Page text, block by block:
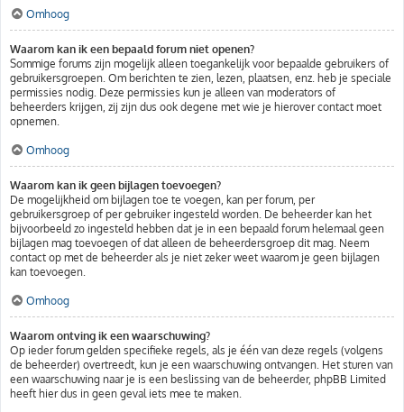
Omhoog
Waarom kan ik een bepaald forum niet openen?
Sommige forums zijn mogelijk alleen toegankelijk voor bepaalde gebruikers of
gebruikersgroepen. Om berichten te zien, lezen, plaatsen, enz. heb je speciale
permissies nodig. Deze permissies kun je alleen van moderators of
beheerders krijgen, zij zijn dus ook degene met wie je hierover contact moet
opnemen.
Omhoog
Waarom kan ik geen bijlagen toevoegen?
De mogelijkheid om bijlagen toe te voegen, kan per forum, per
gebruikersgroep of per gebruiker ingesteld worden. De beheerder kan het
bijvoorbeeld zo ingesteld hebben dat je in een bepaald forum helemaal geen
bijlagen mag toevoegen of dat alleen de beheerdersgroep dit mag. Neem
contact op met de beheerder als je niet zeker weet waarom je geen bijlagen
kan toevoegen.
Omhoog
Waarom ontving ik een waarschuwing?
Op ieder forum gelden specifieke regels, als je één van deze regels (volgens
de beheerder) overtreedt, kun je een waarschuwing ontvangen. Het sturen van
een waarschuwing naar je is een beslissing van de beheerder, phpBB Limited
heeft hier dus in geen geval iets mee te maken.